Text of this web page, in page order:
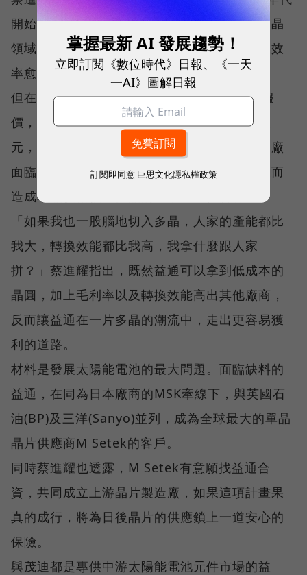
開始，全球確實有多家太陽能電池大廠轉進多晶
領域，「因為當時的多晶成本比單晶便宜，且效
率愈做愈好，」
但在二○○三年底，他接獲多家晶圓供應商的報
價，五吋單晶為二．六美元，多晶為二．八美
元，單晶價格首次跌破多晶，「因為六吋晶圓廠
面臨淘汰，所以轉而生產太陽能用的晶圓，反而
造成單晶價格低於多晶的現象，」他解釋。
「如果我也一股腦地切入多晶，人家的產能都比
我大，轉換效能都比我高，我拿什麼跟人家
拼？」蔡進耀指出，既然益通可以拿到低成本的
晶圓，加上毛利率以及轉換效能高出其他廠商，
反而讓益通在一片多晶的潮流中，走出更容易獲
利的道路。
材料是發展太陽能電池的最大問題。面臨缺料的
益通，在同為日本廠商的MSK牽線下，與英國石
油(BP)及三洋(Sanyo)並列，成為全球最大的單晶
晶片供應商M Setek的客戶。
同時蔡進耀也透露，M Setek有意願找益通合
資，共同成立上游晶片製造廠，如果這項計畫果
真的成行，將為日後晶片的供應鎖上一道安心的
保險。
與茂迪都是專供中游太陽能電池元件市場的益
掌握最新 AI 發展趨勢！
立即訂閱《數位時代》日報、《一天
一AI》圖解日報
訂閱即同意 巨思文化隱私權政策